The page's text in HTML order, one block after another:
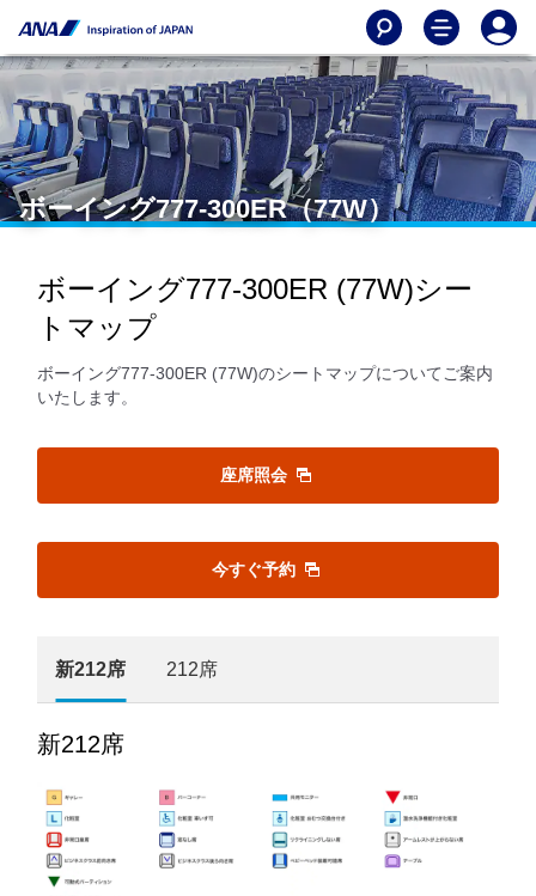
ボーイング777-300ER（77W）
ボーイング777-300ER (77W)シー
トマップ
ボーイング777-300ER (77W)のシートマップについてご案内
いたします。
座席照会
今すぐ予約
新212席 212席
新212席